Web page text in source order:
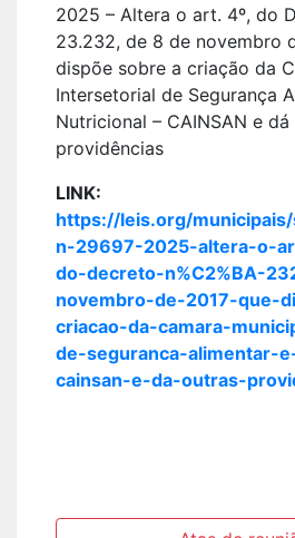
2025 – Altera o art. 4º, do
23.232, de 8 de novembro
dispõe sobre a criação da
Intersetorial de Segurança
Nutricional – CAINSAN e
providências
LINK:
https://leis.org/
n-29697-2025-altera-o-
do-decreto-n%C2%BA-
novembro-de-2017-que-
criacao-da-camara-
de-seguranca-alimentar-
cainsan-e-da-outras-